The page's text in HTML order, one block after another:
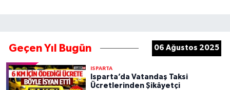
Geçen Yıl Bugün 06 Ağustos 2025
ISPARTA
Isparta’da Vatandaş Taksi
Ücretlerinden Şikâyetçi